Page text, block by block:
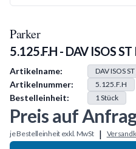
Parker
5.125.F.H - DAV ISOS
Produkt Information
Artikelname: DAV ISOS
Artikelnummer: 5.125.F.H
Bestelleinheit: 1Stück
Preis auf
je Bestelleinheit exkl. MwSt |